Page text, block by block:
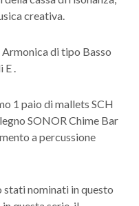
creativa.
di tipo Basso
E .
1 paio di mallets SCH
SONOR Chime Bar
a percussione
nominati in questo